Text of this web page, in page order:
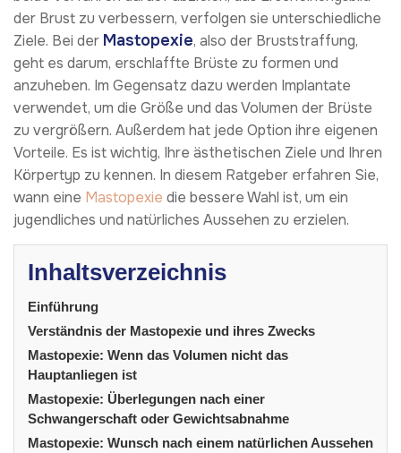
der Brust zu verbessern, verfolgen sie unterschiedliche
Ziele. Bei der Mastopexie, also der Bruststraffung,
geht es darum, erschlaffte Brüste zu formen und
anzuheben. Im Gegensatz dazu werden Implantate
verwendet, um die Größe und das Volumen der Brüste
zu vergrößern. Außerdem hat jede Option ihre eigenen
Vorteile. Es ist wichtig, Ihre ästhetischen Ziele und Ihren
Körpertyp zu kennen. In diesem Ratgeber erfahren Sie,
wann eine Mastopexie die bessere Wahl ist, um ein
jugendliches und natürliches Aussehen zu erzielen.
Inhaltsverzeichnis
Einführung
Verständnis der Mastopexie und ihres Zwecks
Mastopexie: Wenn das Volumen nicht das
Hauptanliegen ist
Mastopexie: Überlegungen nach einer
Schwangerschaft oder Gewichtsabnahme
Mastopexie: Wunsch nach einem natürlichen Aussehen